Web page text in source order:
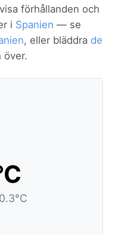
förhållanden och
i Spanien — se
, eller bläddra de
över.